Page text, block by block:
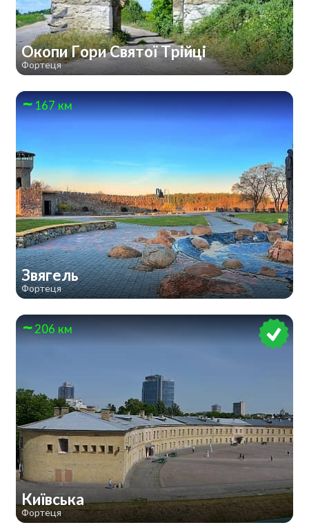
Окопи Гори Святої Трійці
Фортеця
167 км
Звягель
Фортеця
206 км
Київська
Фортеця